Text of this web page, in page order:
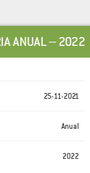
ANUAL – 2022
25-11-2021
Anual
2022